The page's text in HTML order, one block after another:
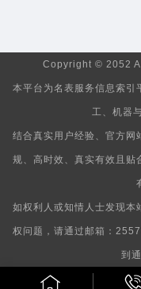
Copyright © 2052
本平台为名表服务信息索引
工、机器
结合真实用户经验、官方网
规、高时效、真实有效且贴
如权利人或知情人士发现本
权问题，请通过邮箱：
到